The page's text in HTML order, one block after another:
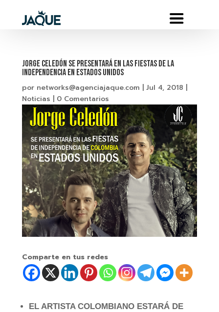
JORGE CELEDÓN Se presentará en las fiestas de la
Independencia en ESTADOS UNIDOS
por networks@agenciajaque.com Jul 4, 2018
Noticias
0 Comentarios
Comparte en tus redes
EL ARTISTA COLOMBIANO ESTARÁ DE